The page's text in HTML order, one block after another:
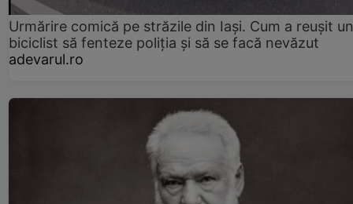
Urmărire comică pe străzile din Iași. Cum a reușit un
biciclist să fenteze poliția și să se facă nevăzut
adevarul.ro